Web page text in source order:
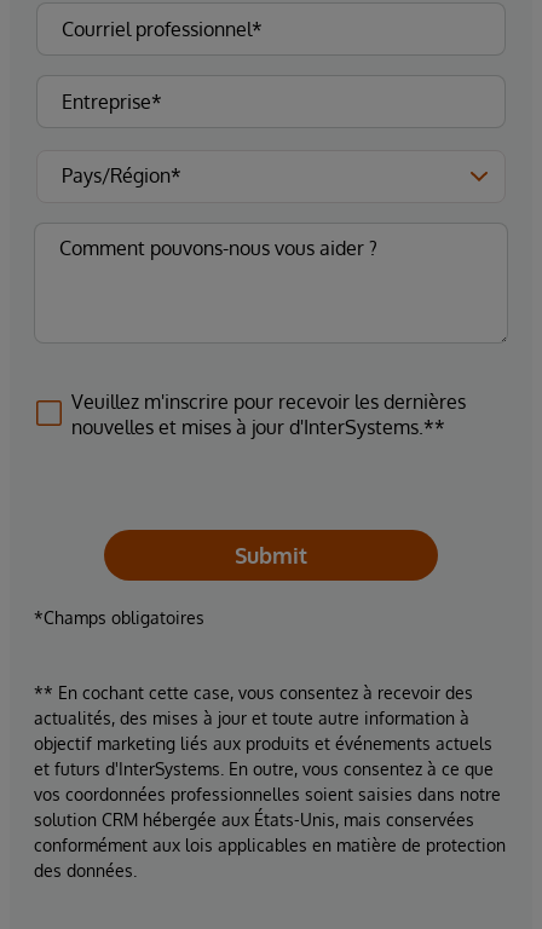
Veuillez m'inscrire pour recevoir les dernières
nouvelles et mises à jour d'InterSystems.**
Submit
*Champs obligatoires
** En cochant cette case, vous consentez à recevoir des
actualités, des mises à jour et toute autre information à
objectif marketing liés aux produits et événements actuels
et futurs d'InterSystems. En outre, vous consentez à ce que
vos coordonnées professionnelles soient saisies dans notre
solution CRM hébergée aux États-Unis, mais conservées
conformément aux lois applicables en matière de protection
des données.